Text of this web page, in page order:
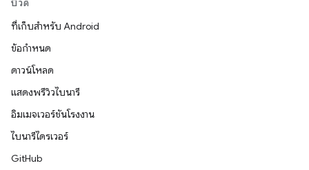
บิวด์
ที่เก็บสำหรับ Android
ข้อกำหนด
ดาวน์โหลด
แสดงพรีวิวไบนารี
อิมเมจเวอร์ชันโรงงาน
ไบนารีไดรเวอร์
GitHub